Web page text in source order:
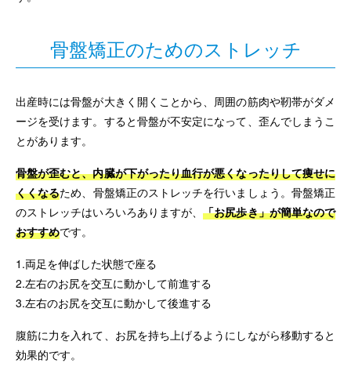
骨盤矯正のためのストレッチ
出産時には骨盤が大きく開くことから、周囲の筋肉や靭帯がダメ
ージを受けます。すると骨盤が不安定になって、歪んでしまうこ
とがあります。
骨盤が歪むと、内臓が下がったり血行が悪くなったりして痩せに
くくなるため、骨盤矯正のストレッチを行いましょう。骨盤矯正
のストレッチはいろいろありますが、「お尻歩き」が簡単なので
おすすめです。
1.両足を伸ばした状態で座る
2.左右のお尻を交互に動かして前進する
3.左右のお尻を交互に動かして後進する
腹筋に力を入れて、お尻を持ち上げるようにしながら移動すると
効果的です。